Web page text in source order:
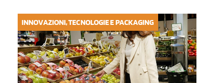
INNOVAZIONI, TECNOLOGIE E PACKAGING